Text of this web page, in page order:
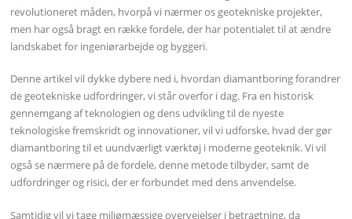
revolutioneret måden, hvorpå vi nærmer os geotekniske projekter,
men har også bragt en række fordele, der har potentialet til at ændre
landskabet for ingeniørarbejde og byggeri.
Denne artikel vil dykke dybere ned i, hvordan diamantboring forandrer
de geotekniske udfordringer, vi står overfor i dag. Fra en historisk
gennemgang af teknologien og dens udvikling til de nyeste
teknologiske fremskridt og innovationer, vil vi udforske, hvad der gør
diamantboring til et uundværligt værktøj i moderne geoteknik. Vi vil
også se nærmere på de fordele, denne metode tilbyder, samt de
udfordringer og risici, der er forbundet med dens anvendelse.
Samtidig vil vi tage miljømæssige overvejelser i betragtning, da